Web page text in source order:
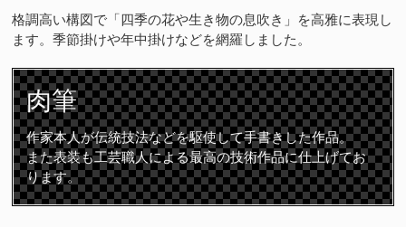
格調高い構図で「四季の花や生き物の息吹き」を高雅に表現し
ます。季節掛けや年中掛けなどを網羅しました。
肉筆
作家本人が伝統技法などを駆使して手書きした作品。
また表装も工芸職人による最高の技術作品に仕上げてお
ります。